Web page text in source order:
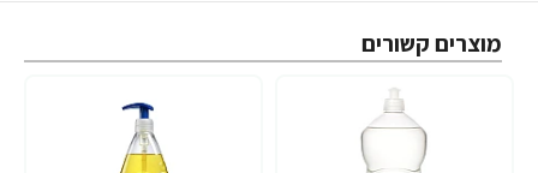
מוצרים קשורים